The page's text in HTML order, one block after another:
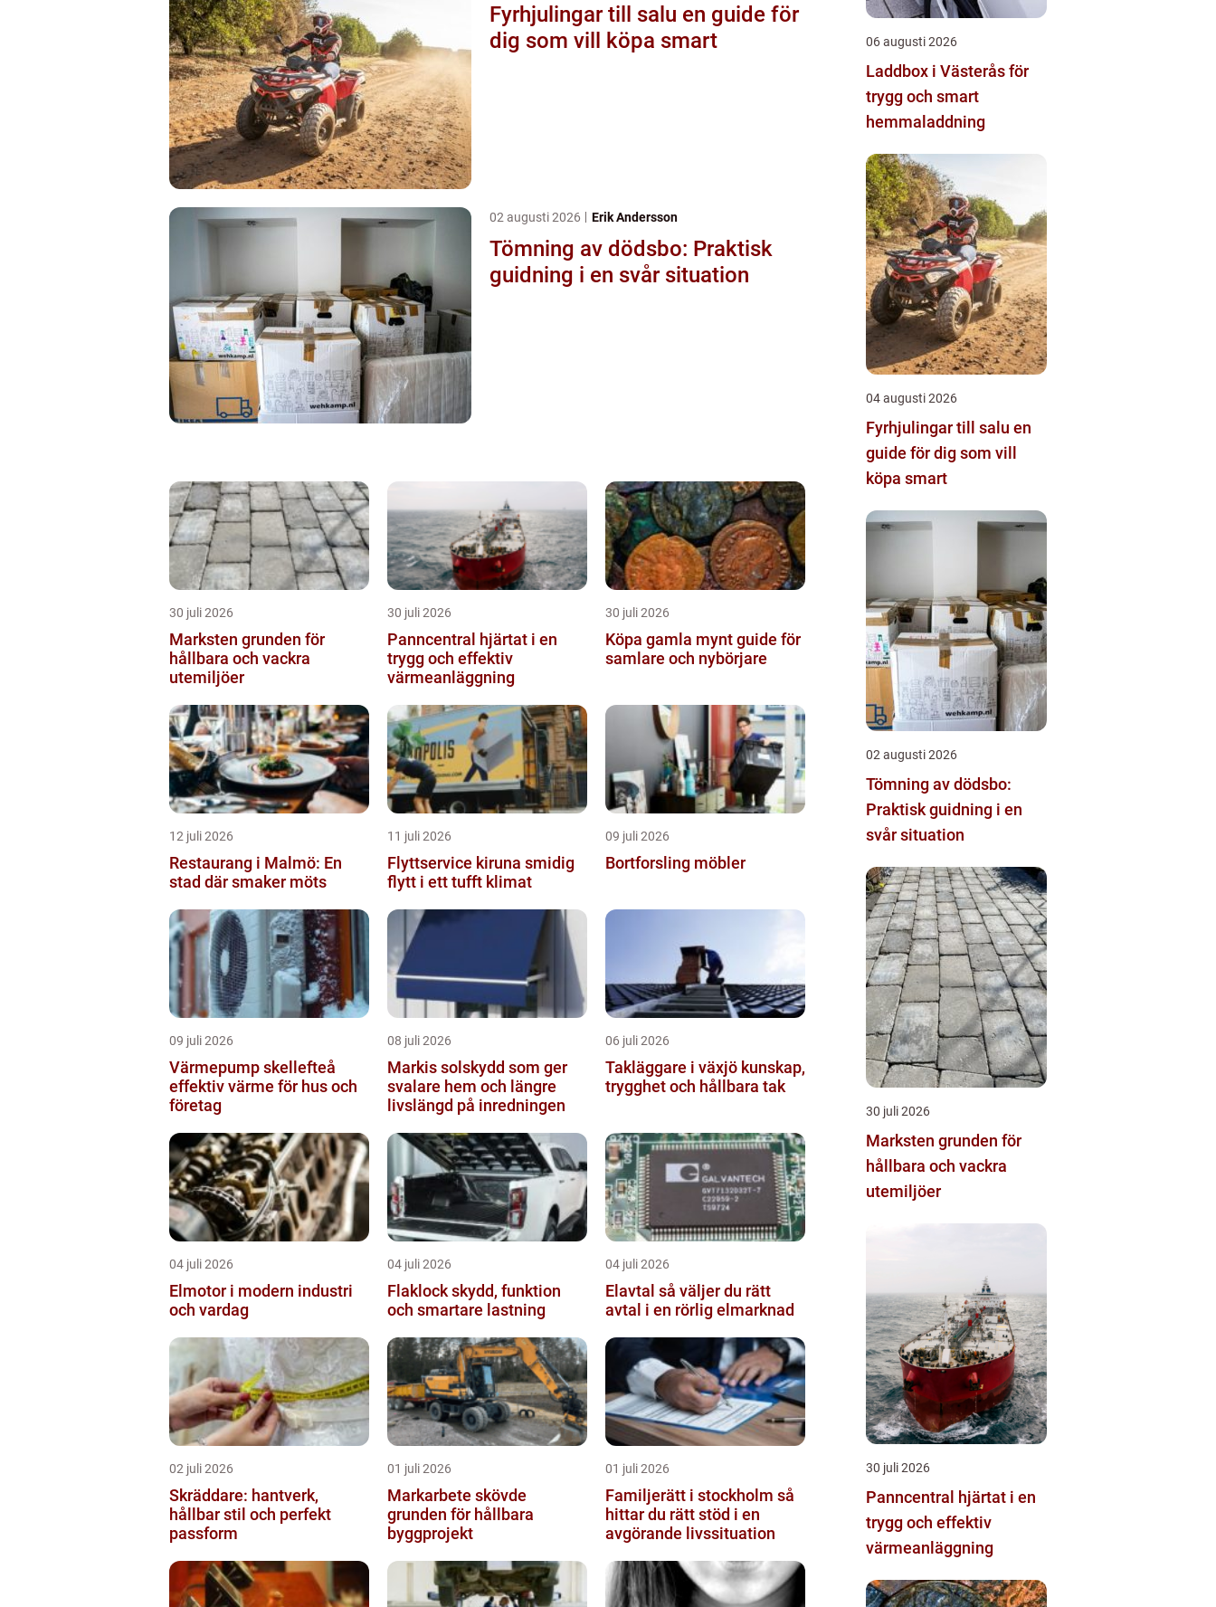
Fyrhjulingar till salu en guide för
dig som vill köpa smart
02 augusti 2026 Erik Andersson
Tömning av dödsbo: Praktisk
guidning i en svår situation
30 juli 2026
Marksten grunden för
hållbara och vackra
utemiljöer
30 juli 2026
Panncentral hjärtat i en
trygg och effektiv
värmeanläggning
30 juli 2026
Köpa gamla mynt guide för
samlare och nybörjare
12 juli 2026
Restaurang i Malmö: En
stad där smaker möts
11 juli 2026
Flyttservice kiruna smidig
flytt i ett tufft klimat
09 juli 2026
Bortforsling möbler
09 juli 2026
Värmepump skellefteå
effektiv värme för hus och
företag
08 juli 2026
Markis solskydd som ger
svalare hem och längre
livslängd på inredningen
06 juli 2026
Takläggare i växjö kunskap,
trygghet och hållbara tak
04 juli 2026
Elmotor i modern industri
och vardag
04 juli 2026
Flaklock skydd, funktion
och smartare lastning
04 juli 2026
Elavtal så väljer du rätt
avtal i en rörlig elmarknad
02 juli 2026
Skräddare: hantverk,
hållbar stil och perfekt
passform
01 juli 2026
Markarbete skövde
grunden för hållbara
byggprojekt
01 juli 2026
Familjerätt i stockholm så
hittar du rätt stöd i en
avgörande livssituation
06 augusti 2026
Laddbox i Västerås för
trygg och smart
hemmaladdning
04 augusti 2026
Fyrhjulingar till salu en
guide för dig som vill
köpa smart
02 augusti 2026
Tömning av dödsbo:
Praktisk guidning i en
svår situation
30 juli 2026
Marksten grunden för
hållbara och vackra
utemiljöer
30 juli 2026
Panncentral hjärtat i en
trygg och effektiv
värmeanläggning